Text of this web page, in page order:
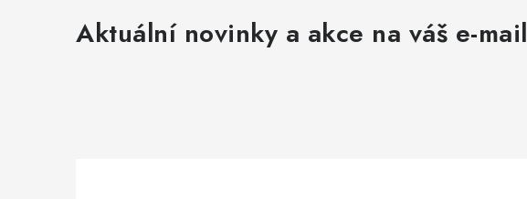
Aktuální novinky a akce na váš e-mail